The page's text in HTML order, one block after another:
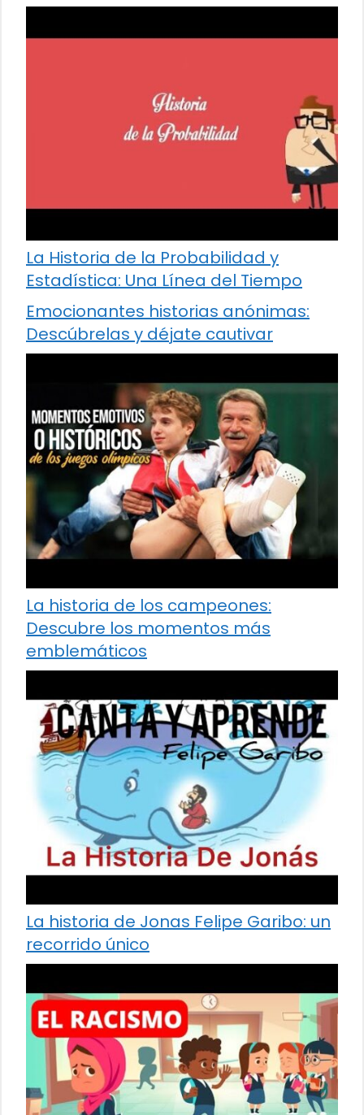
La Historia de la Probabilidad y
Estadística: Una Línea del Tiempo
Emocionantes historias anónimas:
Descúbrelas y déjate cautivar
La historia de los campeones:
Descubre los momentos más
emblemáticos
La historia de Jonas Felipe Garibo: un
recorrido único